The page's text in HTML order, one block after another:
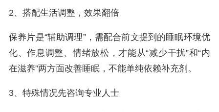
2、搭配生活调整，效果翻倍
保养片是“辅助调理”，需配合前文提到的睡眠环境优
化、作息调整、情绪放松，才能从“减少干扰”和“内
在滋养”两方面改善睡眠，不能单纯依赖补充剂。
3、特殊情况先咨询专业人士